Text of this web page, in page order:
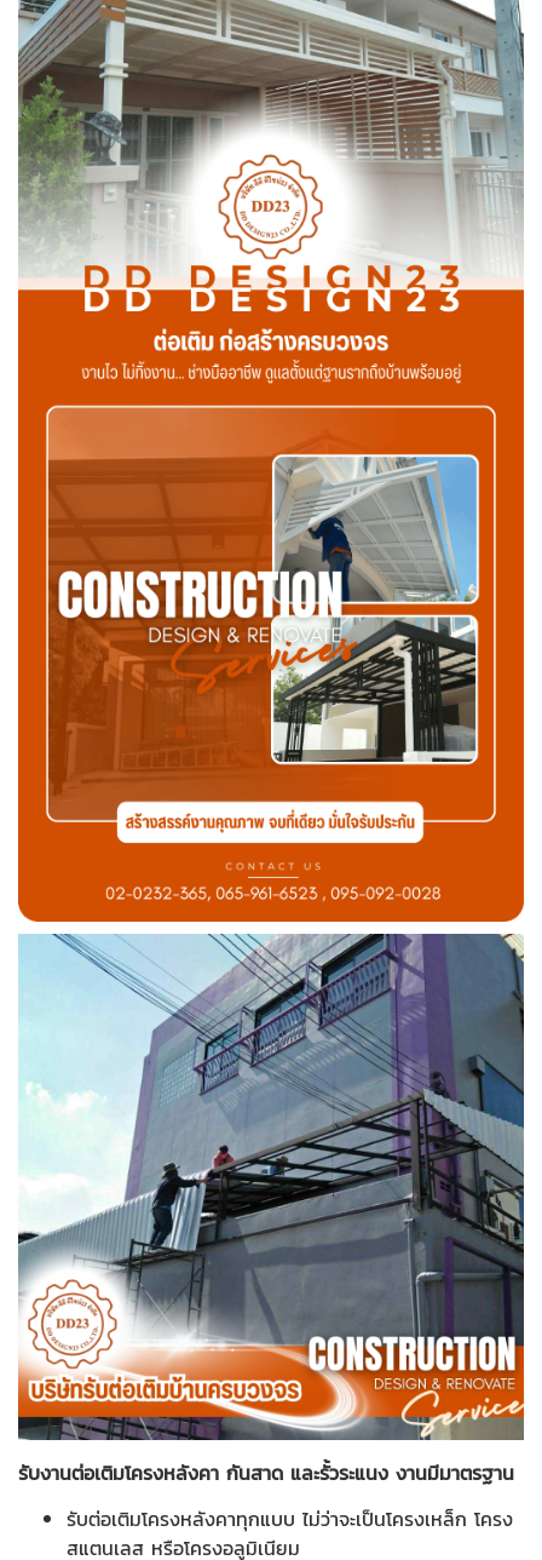
รับงานต่อเติมโครงหลังคา กันสาด และรั้วระแนง งานมีมาตรฐาน
รับต่อเติมโครงหลังคาทุกแบบ ไม่ว่าจะเป็นโครงเหล็ก โครง
สแตนเลส หรือโครงอลูมิเนียม